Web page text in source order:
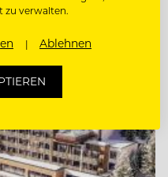
zu verwalten.
Ablehnen